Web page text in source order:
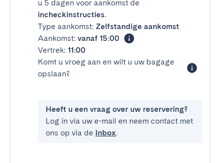
u 5 dagen voor aankomst de
incheckinstructies.
Type aankomst: Zelfstandige aankomst
Aankomst: vanaf 15:00
Vertrek: 11:00
Komt u vroeg aan en wilt u uw bagage
opslaan?
Heeft u een vraag over uw reservering?
Log in via uw e-mail en neem contact met
ons op via de Inbox.